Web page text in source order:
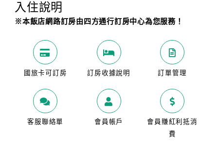
入住說明
※本飯店網路訂房由四方通行訂房中心為您服務！
國旅卡可訂房 訂房收據說明 訂單管理
客服聯絡單 會員帳戶
會員賺紅利抵消
費